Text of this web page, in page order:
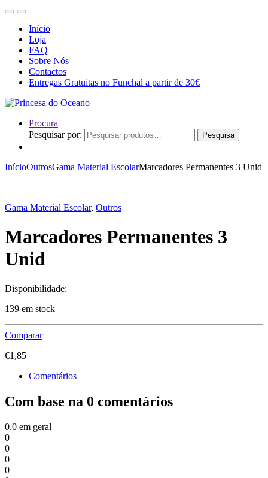
Início
Loja
FAQ
Sobre Nós
Contactos
Entregas Gratuitas no Funchal a partir de 30€
Procura
Pesquisar por:
Pesquisa
InícioOutrosGama Material EscolarMarcadores Permanentes 3 Unid
Gama Material Escolar, Outros
Marcadores Permanentes 3
Unid
Disponibilidade:
139 em stock
Comparar
€1,85
Comentários
Com base na 0 comentários
0.0 em geral
0
0
0
0